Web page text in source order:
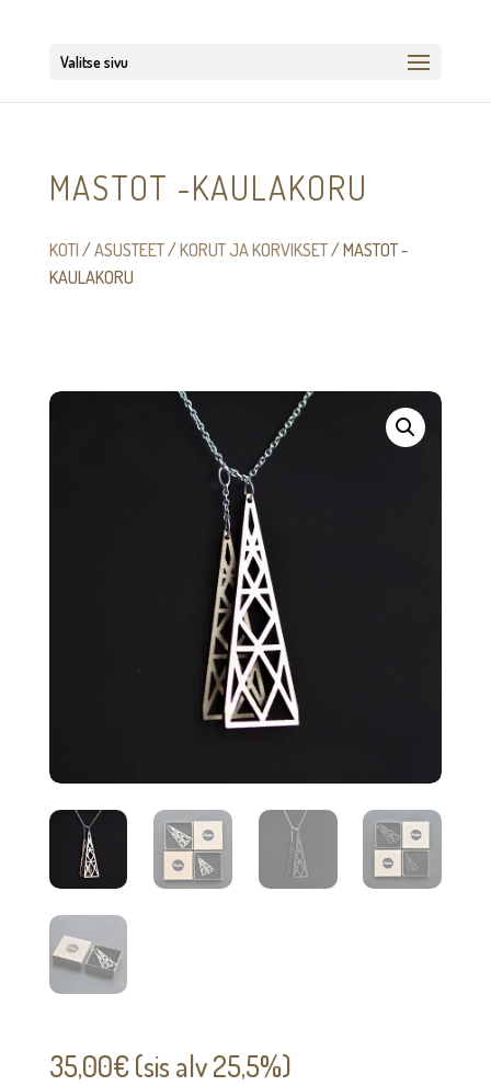
Valitse sivu
MASTOT -KAULAKORU
KOTI /ASUSTEET/KORUT JA KORVIKSET/ MASTOT -
KAULAKORU
35,00€ (sis alv 25,5%)